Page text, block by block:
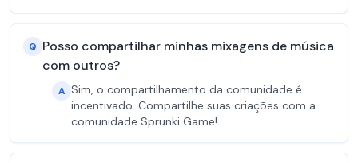
Q Posso compartilhar minhas mixagens de música
com outros?
A Sim, o compartilhamento da comunidade é
incentivado. Compartilhe suas criações com a
comunidade Sprunki Game!